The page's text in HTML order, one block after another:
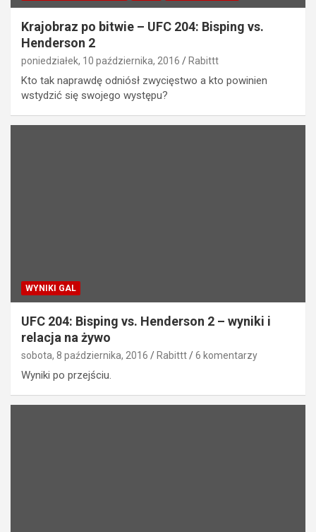
Krajobraz po bitwie – UFC 204: Bisping vs.
Henderson 2
poniedziałek, 10 października, 2016 Rabittt
Kto tak naprawdę odniósł zwycięstwo a kto powinien
wstydzić się swojego występu?
WYNIKI GAL
UFC 204: Bisping vs. Henderson 2 – wyniki i
relacja na żywo
sobota, 8 października, 2016 Rabittt 6 komentarzy
Wyniki po przejściu.